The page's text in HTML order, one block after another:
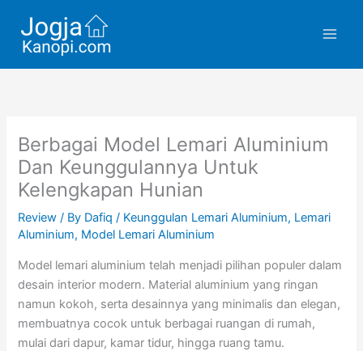
content
Berbagai Model Lemari Aluminium
Dan Keunggulannya Untuk
Kelengkapan Hunian
Review / By Dafiq/ Keunggulan Lemari Aluminium, Lemari
Aluminium, Model Lemari Aluminium
Model lemari aluminium telah menjadi pilihan populer dalam
desain interior modern. Material aluminium yang ringan
namun kokoh, serta desainnya yang minimalis dan elegan,
membuatnya cocok untuk berbagai ruangan di rumah,
mulai dari dapur, kamar tidur, hingga ruang tamu.